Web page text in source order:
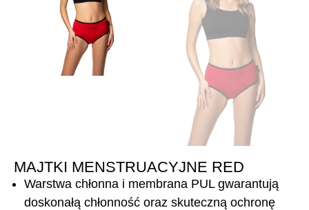
MAJTKI MENSTRUACYJNE RED
Warstwa chłonna i membrana PUL gwarantują
doskonałą chłonność oraz skuteczną ochronę